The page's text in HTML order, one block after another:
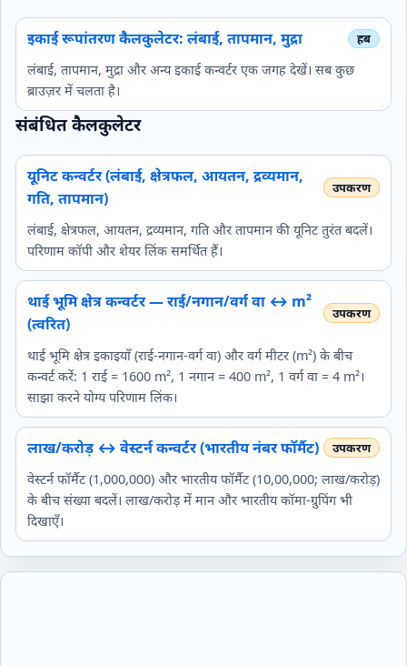
इकाई रूपांतरण कैलकुलेटर: लंबाई, तापमान, मुद्रा
लंबाई, तापमान, मुद्रा और अन्य इकाई कन्वर्टर एक जगह देखें। सब कुछ
ब्राउज़र में चलता है।
संबंधित कैलकुलेटर
यूनिट कन्वर्टर (लंबाई, क्षेत्रफल, आयतन, द्रव्यमान,
गति, तापमान)
लंबाई, क्षेत्रफल, आयतन, द्रव्यमान, गति और तापमान की यूनिट तुरंत बदलें।
परिणाम कॉपी और शेयर लिंक समर्थित हैं।
थाई भूमि क्षेत्र कन्वर्टर — राई/नगान/वर्ग वा ↔ m²
(त्वरित)
थाई भूमि क्षेत्र इकाइयाँ (राई‑नगान‑वर्ग वा) और वर्ग मीटर (m²) के बीच
कन्वर्ट करें: 1 राई = 1600 m², 1 नगान = 400 m², 1 वर्ग वा = 4 m²।
साझा करने योग्य परिणाम लिंक।
लाख/करोड़ ↔ वेस्टर्न कन्वर्टर (भारतीय नंबर फॉर्मैट)
वेस्टर्न फॉर्मैट (1,000,000) और भारतीय फॉर्मैट (10,00,000; लाख/करोड़)
के बीच संख्या बदलें। लाख/करोड़ में मान और भारतीय कॉमा‑ग्रुपिंग भी
दिखाएँ।